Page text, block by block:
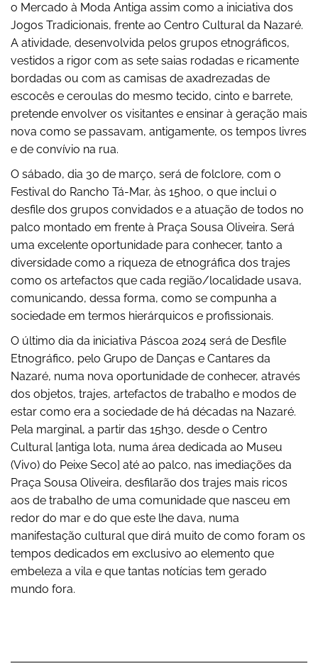
o Mercado à Moda Antiga assim como a iniciativa dos
Jogos Tradicionais, frente ao Centro Cultural da Nazaré.
A atividade, desenvolvida pelos grupos etnográficos,
vestidos a rigor com as sete saias rodadas e ricamente
bordadas ou com as camisas de axadrezadas de
escocês e ceroulas do mesmo tecido, cinto e barrete,
pretende envolver os visitantes e ensinar à geração mais
nova como se passavam, antigamente, os tempos livres
e de convívio na rua.
O sábado, dia 30 de março, será de folclore, com o
Festival do Rancho Tá-Mar, às 15h00, o que inclui o
desfile dos grupos convidados e a atuação de todos no
palco montado em frente à Praça Sousa Oliveira. Será
uma excelente oportunidade para conhecer, tanto a
diversidade como a riqueza de etnográfica dos trajes
como os artefactos que cada região/localidade usava,
comunicando, dessa forma, como se compunha a
sociedade em termos hierárquicos e profissionais.
O último dia da iniciativa Páscoa 2024 será de Desfile
Etnográfico, pelo Grupo de Danças e Cantares da
Nazaré, numa nova oportunidade de conhecer, através
dos objetos, trajes, artefactos de trabalho e modos de
estar como era a sociedade de há décadas na Nazaré.
Pela marginal, a partir das 15h30, desde o Centro
Cultural [antiga lota, numa área dedicada ao Museu
(Vivo) do Peixe Seco] até ao palco, nas imediações da
Praça Sousa Oliveira, desfilarão dos trajes mais ricos
aos de trabalho de uma comunidade que nasceu em
redor do mar e do que este lhe dava, numa
manifestação cultural que dirá muito de como foram os
tempos dedicados em exclusivo ao elemento que
embeleza a vila e que tantas notícias tem gerado
mundo fora.